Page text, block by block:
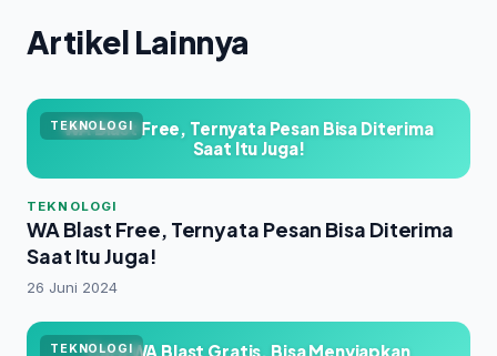
Artikel Lainnya
TEKNOLOGI
WA Blast Free, Ternyata Pesan Bisa Diterima
Saat Itu Juga!
TEKNOLOGI
WA Blast Free, Ternyata Pesan Bisa Diterima
Saat Itu Juga!
26 Juni 2024
TEKNOLOGI
Cara WA Blast Gratis, Bisa Menyiapkan